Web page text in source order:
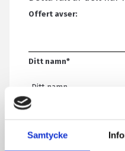
Samtycke
Offert avser:
Ditt namn*
E-post